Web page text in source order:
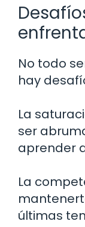
No todo
hay
La
ser
aprender
La
últimas